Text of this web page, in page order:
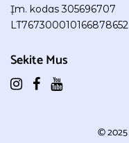
Įm. kodas 305696707
LT767300010166878652
Sekite Mus
© 2025